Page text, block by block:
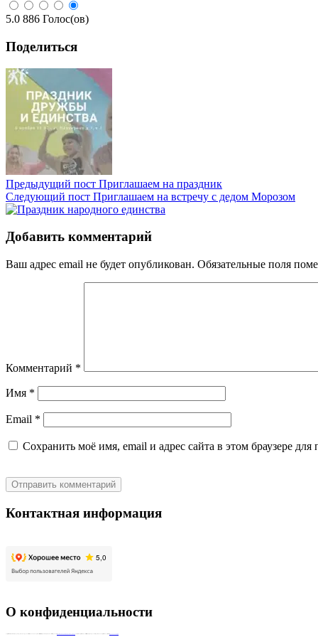
5.0 886 Голос(ов)
Поделиться
Предыдущий пост Приглашаем на праздник
Следующий пост Приглашаем на встречу с дедом Морозом
Добавить комментарий
Ваш адрес email не будет опубликован. Обязательные поля
Комментарий *
Имя *
Email *
Сохранить моё имя, email и адрес сайта в этом браузере
Контактная информация
О конфиденциальности